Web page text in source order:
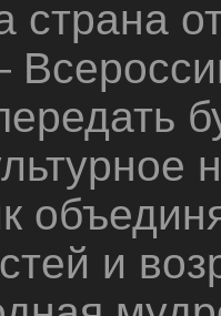
страна
и